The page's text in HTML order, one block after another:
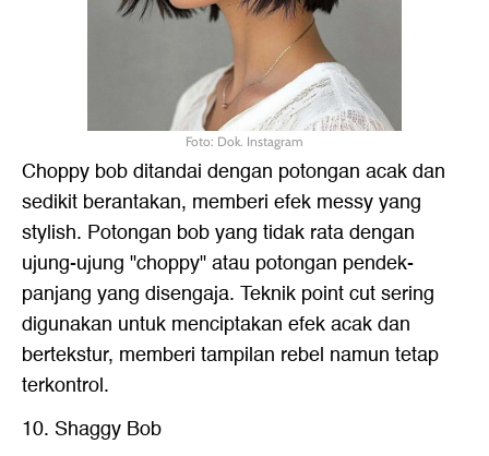
Foto: Dok. Instagram
Choppy bob ditandai dengan potongan acak dan
sedikit berantakan, memberi efek messy yang
stylish. Potongan bob yang tidak rata dengan
ujung-ujung "choppy" atau potongan pendek-
panjang yang disengaja. Teknik point cut sering
digunakan untuk menciptakan efek acak dan
bertekstur, memberi tampilan rebel namun tetap
terkontrol.
10. Shaggy Bob